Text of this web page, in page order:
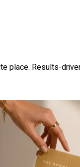
place. Results-
המצבים הנפוצים ביותר בעור,